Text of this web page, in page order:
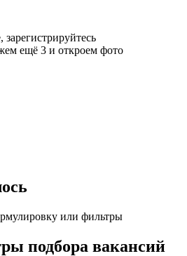
ещё 3 и откроем фото
или фильтры
подбора вакансий